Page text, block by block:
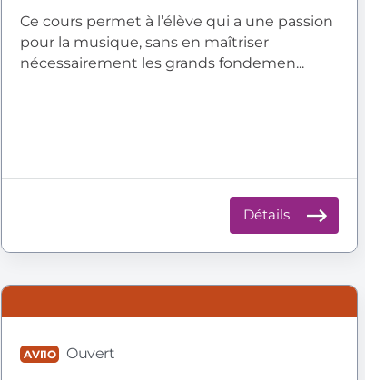
Ce cours permet à l’élève qui a une passion
pour la musique, sans en maîtriser
nécessairement les grands fondemen...
Détails
AVI1O:
Éducation
AVI1O Ouvert